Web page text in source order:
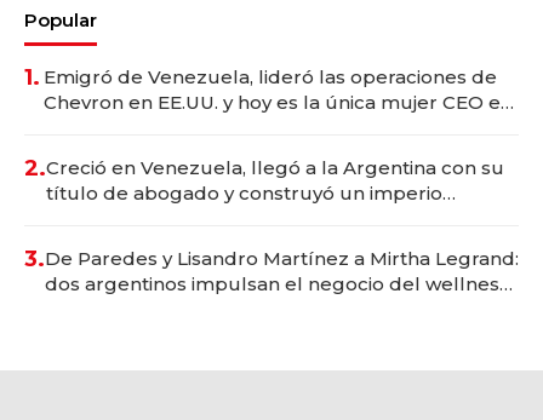
Popular
1. Emigró de Venezuela, lideró las operaciones de
Chevron en EE.UU. y hoy es la única mujer CEO en
2.Creció en Venezuela, llegó a la Argentina con su
título de abogado y construyó un imperio
3.De Paredes y Lisandro Martínez a Mirtha Legrand:
dos argentinos impulsan el negocio del wellness